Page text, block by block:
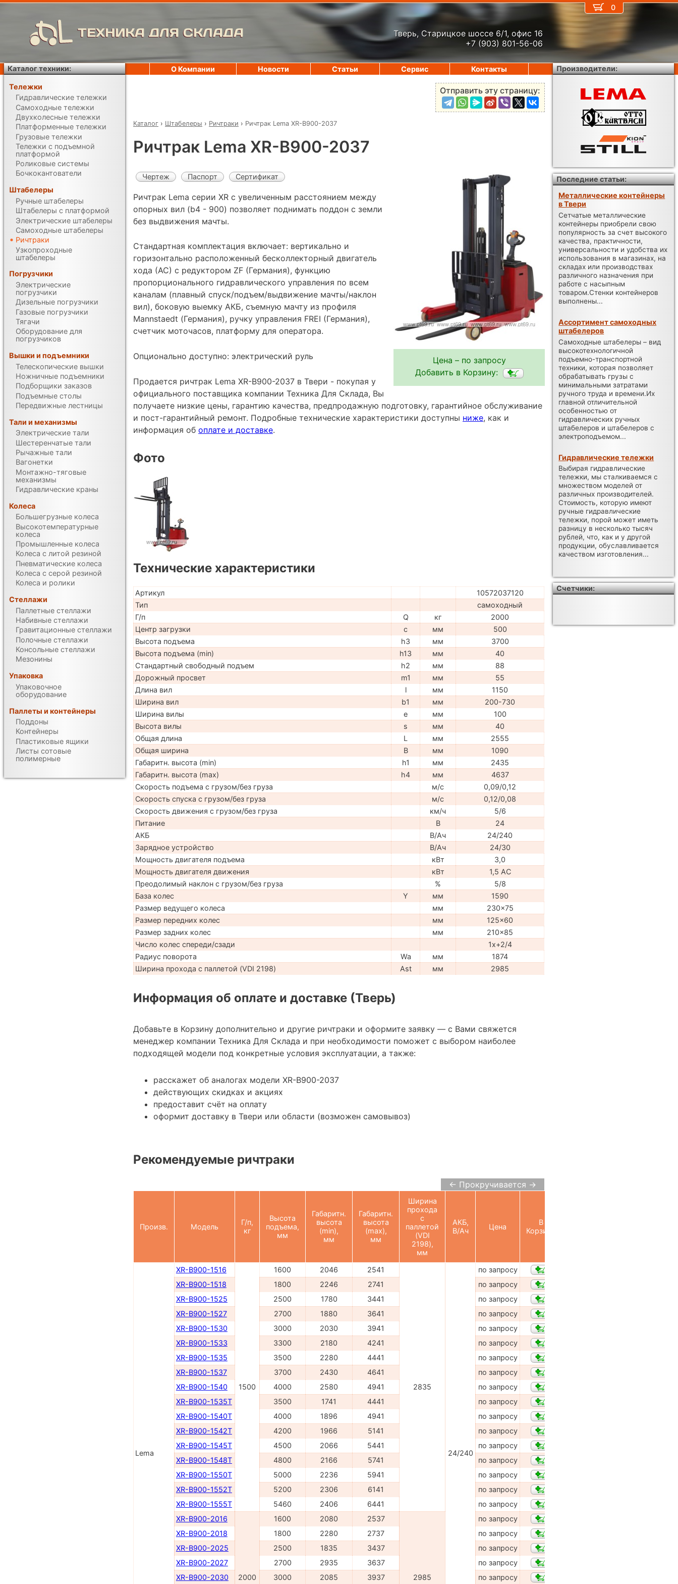
ТЕХНИКА ДЛЯ СКЛАДА
Тверь, Старицкое шоссе 6/1, офис 16
+7 (903) 801-56-06
Отправить эту страницу:
Каталог › Штабелеры › Ричтраки › Ричтрак Lema XR-B900-2037
Ричтрак Lema XR-B900-2037
Цена – по запросу
Добавить в Корзину:
Чертеж Паспорт Сертификат
Ричтрак Lema серии XR с увеличенным расстоянием между
опорных вил (b4 - 900) позволяет поднимать поддон с земли
без выдвижения мачты.
Стандартная комплектация включает: вертикально и
горизонтально расположенный бесколлекторный двигатель
хода (АС) с редуктором ZF (Германия), функцию
пропорционального гидравлического управления по всем
каналам (плавный спуск/подъем/выдвижение мачты/наклон
вил), боковую выемку АКБ, съемную мачту из профиля
Mannstaedt (Германия), ручку управления FREI (Германия),
счетчик моточасов, платформу для оператора.
Опционально доступно: электрический руль
Продается ричтрак Lema XR-B900-2037 в Твери - покупая у
официального поставщика компании Техника Для Склада, Вы
получаете низкие цены, гарантию качества, предпродажную подготовку, гарантийное обслуживание
и пост-гарантийный ремонт. Подробные технические характеристики доступны ниже, как и
информация об оплате и доставке.
Фото
Технические характеристики
Артикул
10572037120
Тип
самоходный
Г/п
Q кг
2000
Центр загрузки
c мм
500
Высота подъема
h3 мм
3700
Высота подъема (min)
h13 мм
40
Стандартный свободный подъем
h2 мм
88
Дорожный просвет
m1 мм
55
Длина вил
l мм
1150
Ширина вил
b1 мм
200-730
Ширина вилы
e мм
100
Высота вилы
s мм
40
Общая длина
L мм
2555
Общая ширина
B мм
1090
Габаритн. высота (min)
h1 мм
2435
Габаритн. высота (max)
h4 мм
4637
Скорость подъема с грузом/без груза
м/с
0,09/0,12
Скорость спуска с грузом/без груза
м/с
0,12/0,08
Скорость движения с грузом/без груза
км/ч
5/6
Питание
В
24
АКБ
В/Ач
24/240
Зарядное устройство
В/Ач
24/30
Мощность двигателя подъема
кВт
3,0
Мощность двигателя движения
кВт
1,5 АС
Преодолимый наклон с грузом/без груза
%
5/8
База колес
Y мм
1590
Размер ведущего колеса
мм
230x75
Размер передних колес
мм
125x60
Размер задних колес
мм
210x85
Число колес спереди/сзади
1x+2/4
Радиус поворота
Wa мм
1874
Ширина прохода с паллетой (VDI 2198)
Ast мм 2985
Информация об оплате и доставке (Тверь)
Добавьте в Корзину дополнительно и другие ричтраки и оформите заявку — с Вами свяжется
менеджер компании Техника Для Склада и при необходимости поможет с выбором наиболее
подходящей модели под конкретные условия эксплуатации, а также:
расскажет об аналогах модели XR-B900-2037
действующих скидках и акциях
предоставит счёт на оплату
оформит доставку в Твери или области (возможен самовывоз)
Рекомендуемые ричтраки
← Прокручивается →
Произв. Модель
Г/п,
кг
Высота
подъема,
мм
Габаритн.
высота
(min),
мм
Габаритн.
высота
(max),
мм
Ширина
прохода
с
паллетой
(VDI
2198),
мм
АКБ,
В/Ач
Цена
В
Корзину
Lema
XR-B900-1516
1500
1600 2046 2541
2835
24/240
по запросу
XR-B900-1518
1800 2246 2741
по запросу
XR-B900-1525
2500 1780 3441
по запросу
XR-B900-1527
2700 1880 3641
по запросу
XR-B900-1530
3000 2030 3941
по запросу
XR-B900-1533
3300 2180 4241
по запросу
XR-B900-1535
3500 2280 4441
по запросу
XR-B900-1537
3700 2430 4641
по запросу
XR-B900-1540
4000 2580 4941
по запросу
XR-B900-1535Т
3500 1741 4441
по запросу
XR-B900-1540Т
4000 1896 4941
по запросу
XR-B900-1542Т
4200 1966 5141
по запросу
XR-B900-1545Т
4500 2066 5441
по запросу
XR-B900-1548Т
4800 2166 5741
по запросу
XR-B900-1550Т
5000 2236 5941
по запросу
XR-B900-1552Т
5200 2306 6141
по запросу
XR-B900-1555T
5460 2406 6441
по запросу
XR-B900-2016
2000
1600 2080 2537
2985
по запросу
XR-B900-2018
1800 2280 2737
по запросу
XR-B900-2025
2500 1835 3437
по запросу
XR-B900-2027
2700 2935 3637
по запросу
XR-B900-2030
3000 2085 3937 по запросу
0
О Компании Новости Статьи Сервис Контакты
Каталог техники:
Тележки
Гидравлические тележки
Самоходные тележки
Двухколесные тележки
Платформенные тележки
Грузовые тележки
Тележки с подъемной
платформой
Роликовые системы
Бочкокантователи
Штабелеры
Ручные штабелеры
Штабелеры с платформой
Электрические штабелеры
Самоходные штабелеры
Ричтраки
Узкопроходные
штабелеры
Погрузчики
Электрические
погрузчики
Дизельные погрузчики
Газовые погрузчики
Тягачи
Оборудование для
погрузчиков
Вышки и подъемники
Телескопические вышки
Ножничные подъемники
Подборщики заказов
Подъемные столы
Передвижные лестницы
Тали и механизмы
Электрические тали
Шестеренчатые тали
Рычажные тали
Вагонетки
Монтажно-тяговые
механизмы
Гидравлические краны
Колеса
Большегрузные колеса
Высокотемпературные
колеса
Промышленные колеса
Колеса с литой резиной
Пневматические колеса
Колеса с серой резиной
Колеса и ролики
Стеллажи
Паллетные стеллажи
Набивные стеллажи
Гравитационные стеллажи
Полочные стеллажи
Консольные стеллажи
Мезонины
Упаковка
Упаковочное
оборудование
Паллеты и контейнеры
Поддоны
Контейнеры
Пластиковые ящики
Листы сотовые
полимерные
Производители:
Последние статьи:
Металлические контейнеры
в Твери
Сетчатые металлические
контейнеры приобрели свою
популярность за счет высокого
качества, практичности,
универсальности и удобства их
использования в магазинах, на
складах или производствах
различного назначения при
работе с насыпным
товаром.Стенки контейнеров
выполнены...
Ассортимент самоходных
штабелеров
Самоходные штабелеры – вид
высокотехнологичной
подъемно-транспортной
техники, которая позволяет
обрабатывать грузы с
минимальными затратами
ручного труда и времени.Их
главной отличительной
особенностью от
гидравлических ручных
штабелеров и штабелеров с
электроподъемом...
Гидравлические тележки
Выбирая гидравлические
тележки, мы сталкиваемся с
множеством моделей от
различных производителей.
Стоимость, которую имеют
ручные гидравлические
тележки, порой может иметь
разницу в несколько тысяч
рублей, что, как и у другой
продукции, обуславливается
качеством изготовления...
Счетчики: